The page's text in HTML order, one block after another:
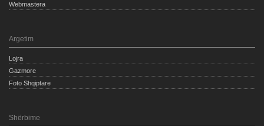
Webmastera
Argetim
Lojra
Gazmore
Foto Shqiptare
Shërbime